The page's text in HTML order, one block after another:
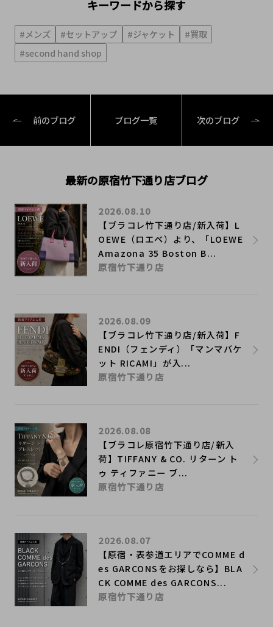
キーワードから探す
#メンズ #セットアップ #ジャケット
#買取
#second hand shop
前のブログ ブログ一覧 次のブログ
最新の原宿竹下通り店ブログ
【ブラコレ竹下通り店/新入荷】L
OEWE（ロエベ）より、「LOEWE
Amazona 35 Boston B...
2026.08.10
原宿竹下通り店
【ブラコレ竹下通り店/新入荷】F
ENDI（フェンディ）「マンマバケ
ット RICAMI」が入...
2026.08.09
原宿竹下通り店
【ブラコレ原宿竹下通り店/新入
荷】TIFFANY & CO. リターン ト
ゥ ティファニー ブ...
2026.08.08
原宿竹下通り店
【原宿・表参道エリアでCOMME d
es GARCONSをお探しなら】BLA
CK COMME des GARCONS...
2026.08.07
原宿竹下通り店